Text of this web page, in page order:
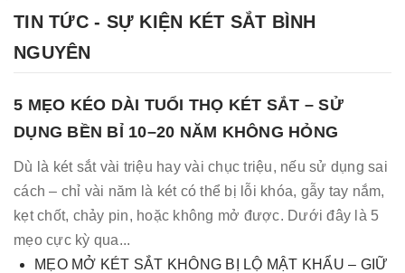
TIN TỨC - SỰ KIỆN KÉT SẮT BÌNH
NGUYÊN
5 MẸO KÉO DÀI TUỔI THỌ KÉT SẮT – SỬ
DỤNG BỀN BỈ 10–20 NĂM KHÔNG HỎNG
Dù là két sắt vài triệu hay vài chục triệu, nếu sử dụng sai
cách – chỉ vài năm là két có thể bị lỗi khóa, gẫy tay nắm,
kẹt chốt, chảy pin, hoặc không mở được. Dưới đây là 5
mẹo cực kỳ qua...
MẸO MỞ KÉT SẮT KHÔNG BỊ LỘ MẬT KHẨU – GIỮ